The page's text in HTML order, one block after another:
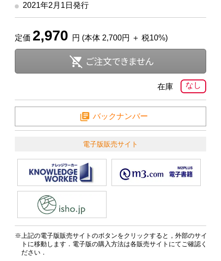
2021年2月1日発行
定価 2,970 円 (本体 2,700円 ＋ 税10%)
なし
在庫
バックナンバー
電子版販売サイト
上記の電子版販売サイトのボタンをクリックすると，外部のサイ
トに移動します．電子版の購入方法は各販売サイトにてご確認く
ださい．